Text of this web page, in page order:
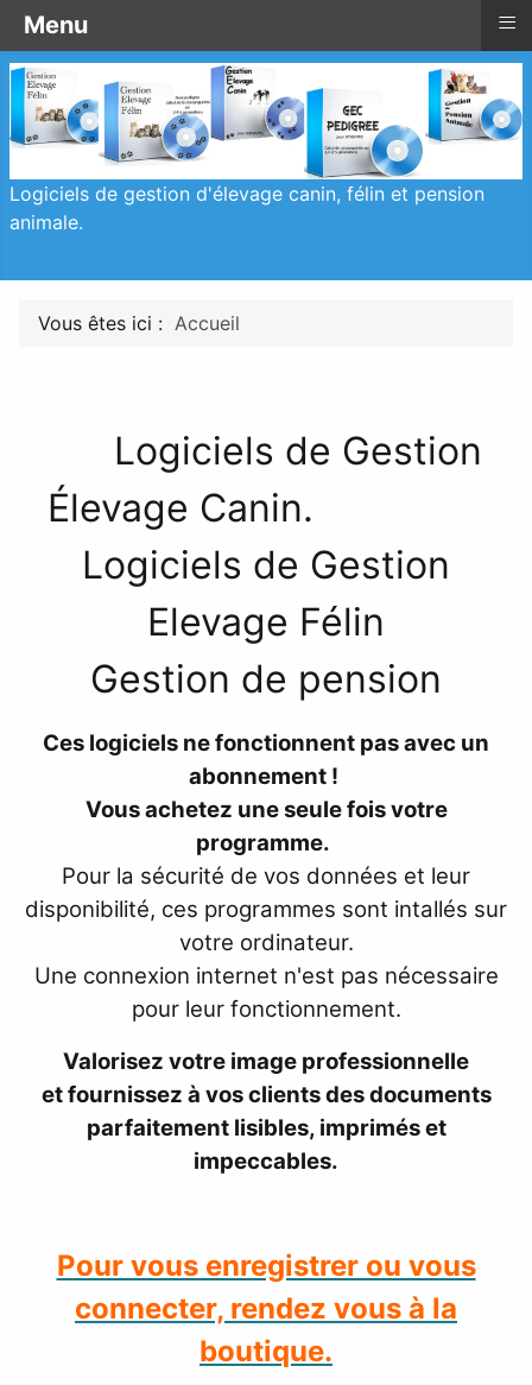
Logiciels de gestion d'élevage canin, félin et pension
animale.
Vous êtes ici : Accueil
Logiciels de Gestion
Élevage Canin.
Logiciels de Gestion
Elevage Félin
Gestion de pension
Ces logiciels ne fonctionnent pas avec un
abonnement !
Vous achetez une seule fois votre
programme.
Pour la sécurité de vos données et leur
disponibilité, ces programmes sont intallés sur
votre ordinateur.
Une connexion internet n'est pas nécessaire
pour leur fonctionnement.
Valorisez votre image professionnelle
et fournissez à vos clients des documents
parfaitement lisibles, imprimés et
impeccables.
Pour vous enregistrer ou vous
connecter, rendez vous à la
boutique.
Accueil ≡
Menu ≡